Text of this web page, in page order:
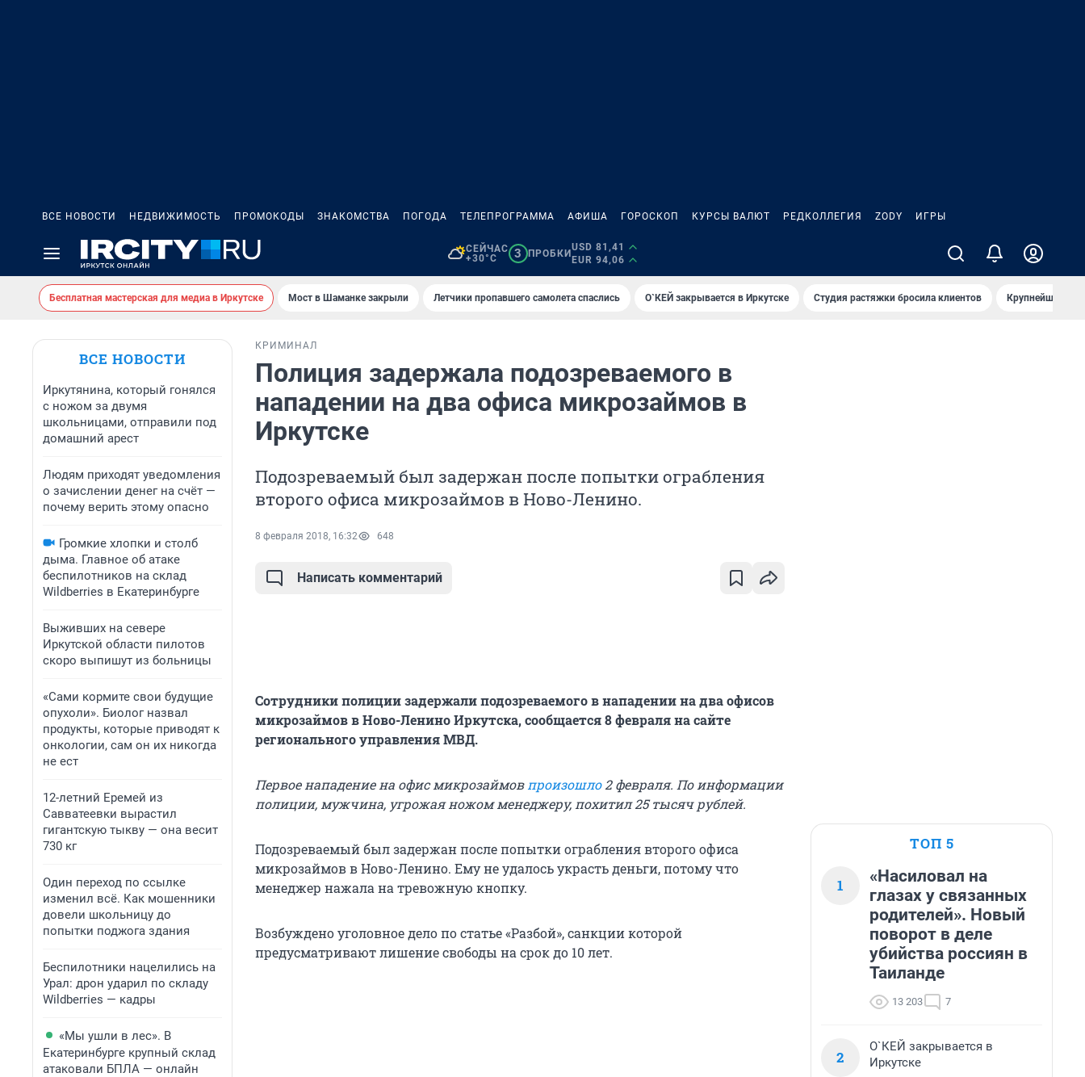
ВСЕ НОВОСТИ НЕДВИЖИМОСТЬ ПРОМОКОДЫ ЗНАКОМСТВА ПОГОДА ТЕЛЕПРОГРАММА АФИША ГОРОСКОП КУРСЫ ВАЛЮТ РЕДКОЛЛЕГИЯ ZODY ИГРЫ
СЕЙЧАС
+30°C
3 ПРОБКИ
USD 81,41
EUR 94,06
Бесплатная мастерская для медиа в Иркутске Мост в Шаманке закрыли Летчики пропавшего самолета спаслись О`КЕЙ закрывается в Иркутске Студия растяжки бросила клиентов Крупнейшие
ВСЕ НОВОСТИ
Иркутянина, который гонялся
с ножом за двумя
школьницами, отправили под
домашний арест
Людям приходят уведомления
о зачислении денег на счёт —
почему верить этому опасно
Громкие хлопки и столб
дыма. Главное об атаке
беспилотников на склад
Wildberries в Екатеринбурге
Выживших на севере
Иркутской области пилотов
скоро выпишут из больницы
«Сами кормите свои будущие
опухоли». Биолог назвал
продукты, которые приводят к
онкологии, сам он их никогда
не ест
12-летний Еремей из
Савватеевки вырастил
гигантскую тыкву — она весит
730 кг
Один переход по ссылке
изменил всё. Как мошенники
довели школьницу до
попытки поджога здания
Беспилотники нацелились на
Урал: дрон ударил по складу
Wildberries — кадры
«Мы ушли в лес». В
Екатеринбурге крупный склад
атаковали БПЛА — онлайн
КРИМИНАЛ
Полиция задержала подозреваемого в
нападении на два офиса микрозаймов в
Иркутске
Подозреваемый был задержан после попытки ограбления
второго офиса микрозаймов в Ново-Ленино.
8 февраля 2018, 16:32 648
Написать комментарий
Сотрудники полиции задержали подозреваемого в нападении на два офисов
микрозаймов в Ново-Ленино Иркутска, сообщается 8 февраля на сайте
регионального управления МВД.
Первое нападение на офис микрозаймов произошло2 февраля. По информации
полиции, мужчина, угрожая ножом менеджеру, похитил 25 тысяч рублей.
Подозреваемый был задержан после попытки ограбления второго офиса
микрозаймов в Ново-Ленино. Ему не удалось украсть деньги, потому что
менеджер нажала на тревожную кнопку.
Возбуждено уголовное дело по статье «Разбой», санкции которой
предусматривают лишение свободы на срок до 10 лет.
ТОП 5
1
«Насиловал на
глазах у связанных
родителей». Новый
поворот в деле
убийства россиян в
Таиланде
13 203 7
2
О`КЕЙ закрывается в
Иркутске